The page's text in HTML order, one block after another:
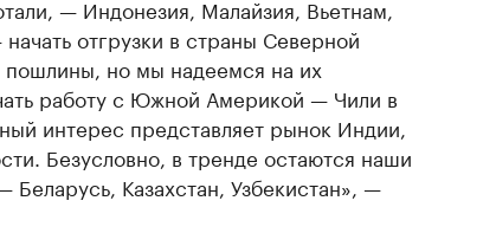
— Индонезия, Малайзия, Вьетнам,
отгрузки в страны Северной
но мы надеемся на их
работу с Южной Америкой — Чили в
интерес представляет рынок Индии,
Безусловно, в тренде остаются наши
Казахстан, Узбекистан», —